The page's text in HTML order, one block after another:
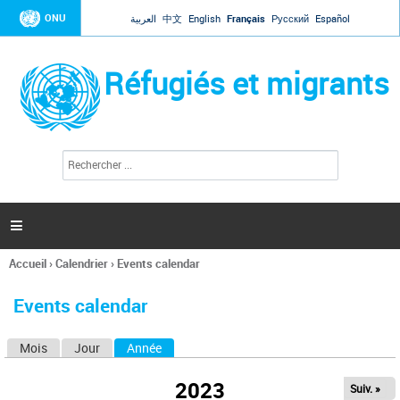
Jump to navigation
ONU العربية 中文 English Français Русский Español
Réfugiés et migrants
l
c
h
e

Vous
ici
Accueil›Calendrier› Events calendar
Events calendar
Mois Jour Année
2023 Suiv. »